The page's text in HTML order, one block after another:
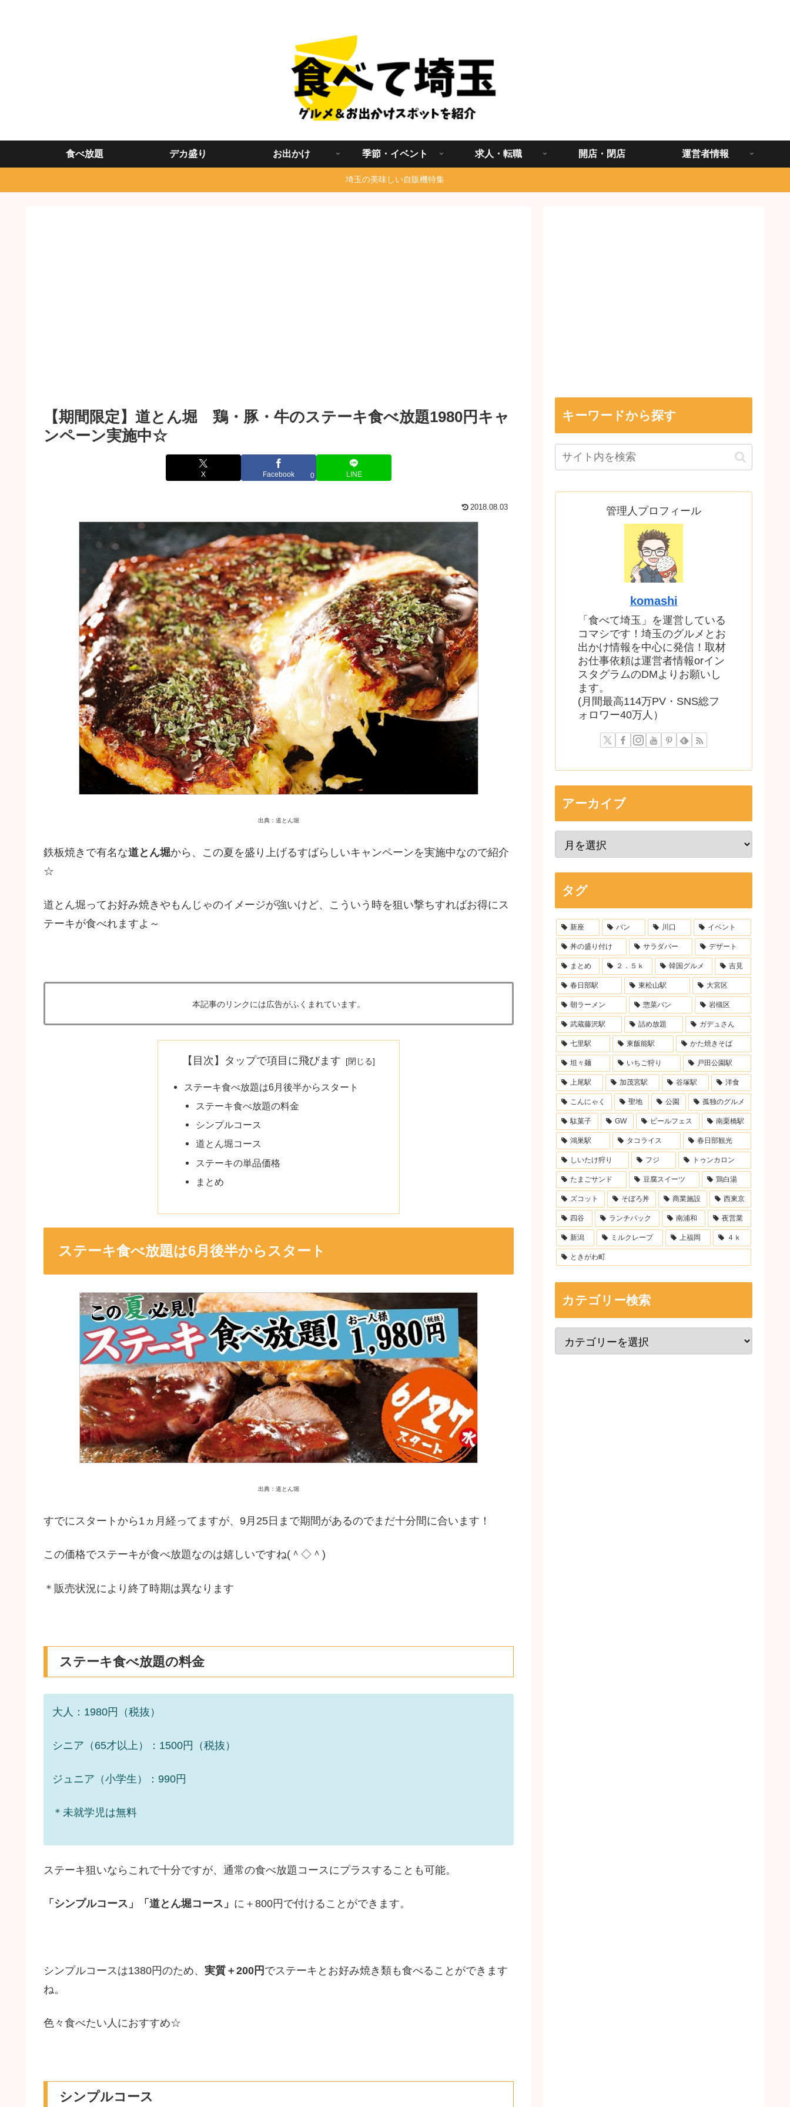
食べ放題 デカ盛り お出かけ 季節・イベント 求人・転職 開店・閉店 運営者情報
埼玉の美味しい自販機特集
【期間限定】道とん堀 鶏・豚・牛のステーキ食べ放題1980円キャ
ンペーン実施中☆
X Facebook 0 LINE
2018.08.03
出典：道とん堀
鉄板焼きで有名な道とん堀から、この夏を盛り上げるすばらしいキャンペーンを実施中なので紹介
☆
道とん堀ってお好み焼きやもんじゃのイメージが強いけど、こういう時を狙い撃ちすればお得にス
テーキが食べれますよ～
本記事のリンクには広告がふくまれています。
【目次】タップで項目に飛びます
ステーキ食べ放題は6月後半からスタート
ステーキ食べ放題の料金
シンプルコース
道とん堀コース
ステーキの単品価格
まとめ
ステーキ食べ放題は6月後半からスタート
出典：道とん堀
すでにスタートから1ヵ月経ってますが、9月25日まで期間があるのでまだ十分間に合います！
この価格でステーキが食べ放題なのは嬉しいですね(＾◇＾)
＊販売状況により終了時期は異なります
ステーキ食べ放題の料金
大人：1980円（税抜）
シニア（65才以上）：1500円（税抜）
ジュニア（小学生）：990円
＊未就学児は無料
ステーキ狙いならこれで十分ですが、通常の食べ放題コースにプラスすることも可能。
「シンプルコース」「道とん堀コース」 に＋800円で付けることができます。
シンプルコースは1380円のため、 実質＋200円 でステーキとお好み焼き類も食べることができます
ね。
色々食べたい人におすすめ☆
シンプルコース
キーワードから探す
管理人プロフィール
komashi
「食べて埼玉」を運営している
コマシです！埼玉のグルメとお
出かけ情報を中心に発信！取材
お仕事依頼は運営者情報orイン
スタグラムのDMよりお願いし
ます。
(月間最高114万PV・SNS総フ
ォロワー40万人）
アーカイブ
タグ
新座 パン 川口 イベント
丼の盛り付け サラダバー デザート
まとめ ２．５ｋ 韓国グルメ 吉見
春日部駅 東松山駅 大宮区
朝ラーメン 惣菜パン 岩槻区
武蔵藤沢駅 詰め放題 ガデュさん
七里駅 東飯能駅 かた焼きそば
坦々麺 いちご狩り 戸田公園駅
上尾駅 加茂宮駅 谷塚駅 洋食
こんにゃく 聖地 公園 孤独のグルメ
駄菓子 GW ビールフェス 南栗橋駅
鴻巣駅 タコライス 春日部観光
しいたけ狩り フジ トゥンカロン
たまごサンド 豆腐スイーツ 鶏白湯
ズコット そぼろ丼 商業施設 西東京
四谷 ランチパック 南浦和 夜営業
新潟 ミルクレープ 上福岡 ４ｋ
ときがわ町
カテゴリー検索